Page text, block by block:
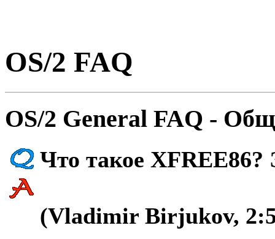
OS/2 FAQ
OS/2 General FAQ -
Что такое XFREE86?
(Vladimir Birjukov,